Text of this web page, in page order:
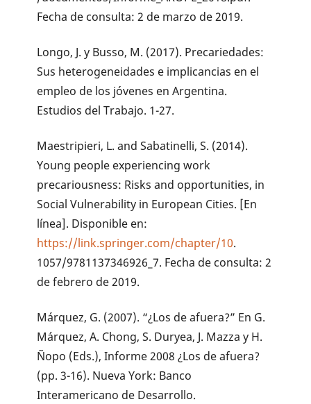
Fecha de consulta: 2 de marzo de 2019.
Longo, J. y Busso, M. (2017). Precariedades:
Sus heterogeneidades e implicancias en el
empleo de los jóvenes en Argentina.
Estudios del Trabajo. 1-27.
Maestripieri, L. and Sabatinelli, S. (2014).
Young people experiencing work
precariousness: Risks and opportunities, in
Social Vulnerability in European Cities. [En
línea]. Disponible en:
https://link.springer.com/chapter/10.
1057/9781137346926_7. Fecha de consulta: 2
de febrero de 2019.
Márquez, G. (2007). “¿Los de afuera?” En G.
Márquez, A. Chong, S. Duryea, J. Mazza y H.
Ñopo (Eds.), Informe 2008 ¿Los de afuera?
(pp. 3-16). Nueva York: Banco
Interamericano de Desarrollo.